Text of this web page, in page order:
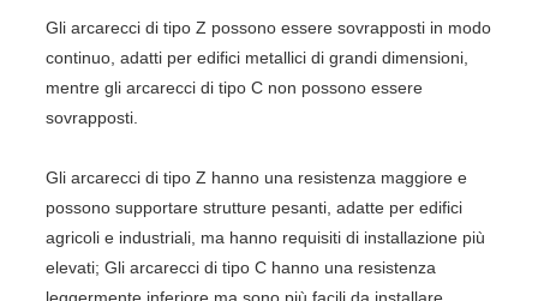
Gli arcarecci di tipo Z possono essere sovrapposti in modo
continuo, adatti per edifici metallici di grandi dimensioni,
mentre gli arcarecci di tipo C non possono essere
sovrapposti.
Gli arcarecci di tipo Z hanno una resistenza maggiore e
possono supportare strutture pesanti, adatte per edifici
agricoli e industriali, ma hanno requisiti di installazione più
elevati; Gli arcarecci di tipo C hanno una resistenza
leggermente inferiore ma sono più facili da installare.